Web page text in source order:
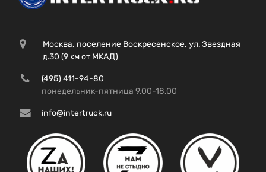
Москва, поселение Воскресенское, ул. Звездная
д.30 (9 км от МКАД)
(495) 411-94-80
понедельник-пятница 9.00-18.00
info@intertruck.ru